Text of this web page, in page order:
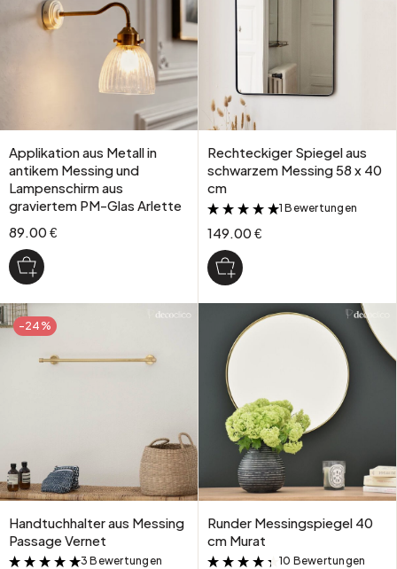
Applikation aus Metall in
antikem Messing und
Lampenschirm aus
graviertem PM-Glas Arlette
89.00 €
Rechteckiger Spiegel aus
schwarzem Messing 58 x 40
cm
&
1 Bewertungen
149.00 €
-24%
Handtuchhalter aus Messing
Passage Vernet
&
3 Bewertungen
Runder Messingspiegel 40
cm Murat
&
10 Bewertungen